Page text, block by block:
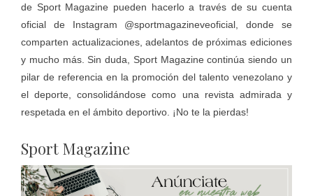
de Sport Magazine pueden hacerlo a través de su cuenta
oficial de Instagram @sportmagazineveoficial, donde se
comparten actualizaciones, adelantos de próximas ediciones
y mucho más. Sin duda, Sport Magazine continúa siendo un
pilar de referencia en la promoción del talento venezolano y
el deporte, consolidándose como una revista admirada y
respetada en el ámbito deportivo. ¡No te la pierdas!
Sport Magazine